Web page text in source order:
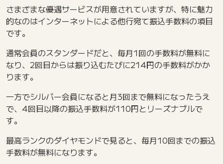
さまざまな優遇サービスが用意されていますが、特に魅力
的なのはインターネットによる他行宛て振込手数料の項目
です。
通常会員のスタンダードだと、毎月1回の手数料が無料に
なり、2回目からは振り込むたびに214円の手数料がかか
ります。
一方でシルバー会員になると月3回まで無料になったうえ
で、4回目以降の振込手数料が110円とリーズナブルで
す。
最高ランクのダイヤモンドで見ると、毎月10回までの振込
手数料が無料になります。